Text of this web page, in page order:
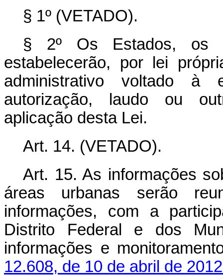
§ 1º (VETADO).
§ 2º Os Estados, os
estabelecerão, por lei
administrativo voltado
autorização, laudo ou
aplicação desta Lei.
Art. 14. (VETADO).
Art. 15. As informações
áreas urbanas serão
informações, com a
Distrito Federal e dos
informações e
12.608, de 10 de abril de